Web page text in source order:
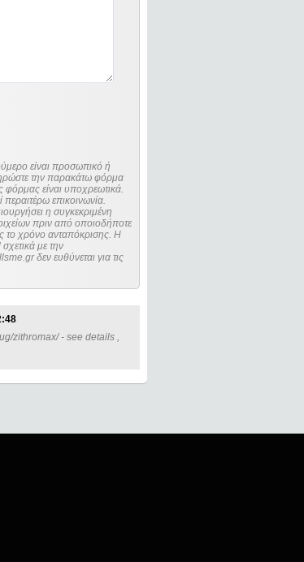
είναι προσωπικό ή
την παρακάτω φόρμα
φόρμας είναι υποχρεωτικά.
επικοινωνία.
η συγκεκριμένη
το χρόνο ανταπόκρισης. Η
με την
δεν ευθύνεται για τις
zithromax/ - see details ,